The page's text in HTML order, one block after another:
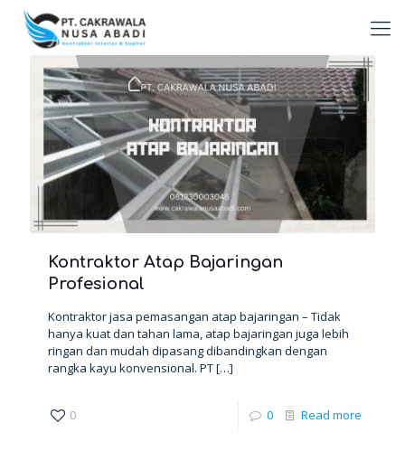
Kontraktor Atap Bajaringan
Profesional
Kontraktor jasa pemasangan atap bajaringan – Tidak
hanya kuat dan tahan lama, atap bajaringan juga lebih
ringan dan mudah dipasang dibandingkan dengan
rangka kayu konvensional. PT[…]
0 0 Read more